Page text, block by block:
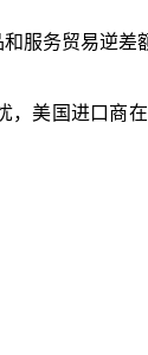
服务贸易逆差
美国进口商